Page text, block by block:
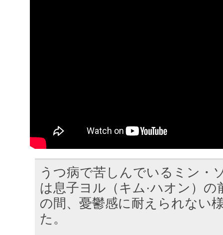
うつ病で苦しんでいるミン・
は息子ヨル（キム·ハオン）
の間、憂鬱感に耐えられない
た。